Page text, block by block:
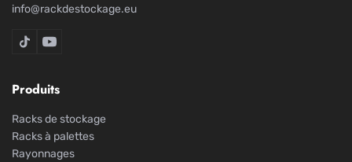
info@rackdestockage.eu
Rack De Stockage sur TikTok
Rack De Stockage sur YouTube
Produits
Racks de stockage
Racks à palettes
Rayonnages